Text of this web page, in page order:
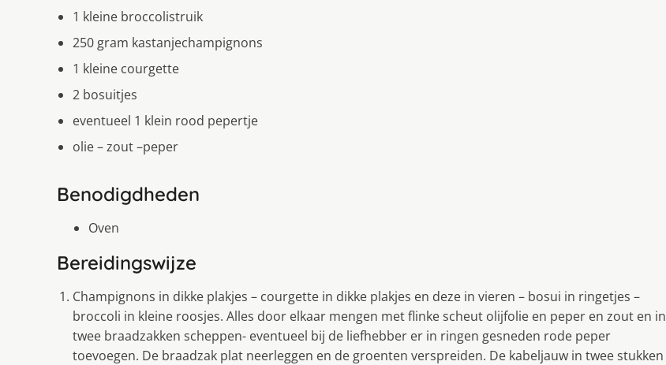
1 kleine broccolistruik
250 gram kastanjechampignons
1 kleine courgette
2 bosuitjes
eventueel 1 klein rood pepertje
olie – zout –peper
Benodigdheden
Oven
Bereidingswijze
Champignons in dikke plakjes – courgette in dikke plakjes en deze in vieren – bosui in ringetjes –
broccoli in kleine roosjes. Alles door elkaar mengen met flinke scheut olijfolie en peper en zout en in
twee braadzakken scheppen- eventueel bij de liefhebber er in ringen gesneden rode peper
toevoegen. De braadzak plat neerleggen en de groenten verspreiden. De kabeljauw in twee stukken